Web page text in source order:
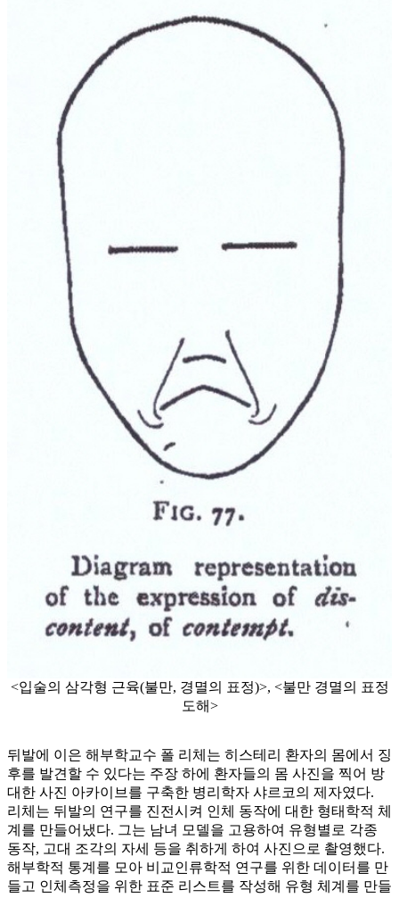
<입술의 삼각형 근육(불만, 경멸의 표정)>, <불만 경멸의 표정
도해>
뒤발에 이은 해부학교수 폴 리체는 히스테리 환자의 몸에서 징
후를 발견할 수 있다는 주장 하에 환자들의 몸 사진을 찍어 방
대한 사진 아카이브를 구축한 병리학자 샤르코의 제자였다.
리체는 뒤발의 연구를 진전시켜 인체 동작에 대한 형태학적 체
계를 만들어냈다. 그는 남녀 모델을 고용하여 유형별로 각종
동작, 고대 조각의 자세 등을 취하게 하여 사진으로 촬영했다.
해부학적 통계를 모아 비교인류학적 연구를 위한 데이터를 만
들고 인체측정을 위한 표준 리스트를 작성해 유형 체계를 만들